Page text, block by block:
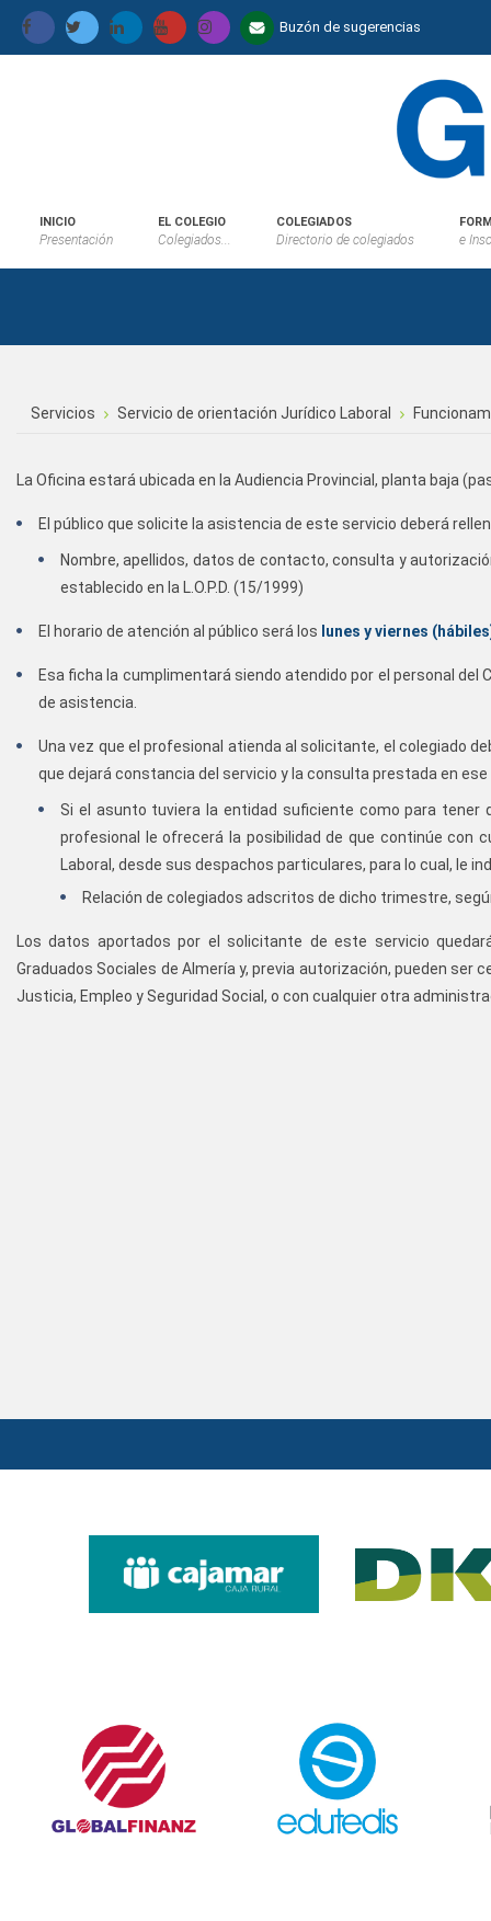
Buzón de sugerencias
INICIO
Presentación
EL COLEGIO
Colegiados...
COLEGIADOS
Directorio de colegiados e
Servicios Servicio de orientación Jurídico Laboral
La Oficina estará ubicada en la Audiencia Provincial, planta baja
El público que solicite la asistencia de este servicio deberá
Nombre, apellidos, datos de contacto, consulta y
establecido en la L.O.P.D. (15/1999)
El horario de atención al público será los lunes y viernes
Esa ficha la cumplimentará siendo atendido por el personal del
de asistencia.
Una vez que el profesional atienda al solicitante, el colegiado
que dejará constancia del servicio y la consulta prestada en
Si el asunto tuviera la entidad suficiente como para
profesional le ofrecerá la posibilidad de que continúe con
Laboral, desde sus despachos particulares, para lo cual, le
Relación de colegiados adscritos de dicho trimestre,
Los datos aportados por el solicitante de este servicio
Graduados Sociales de Almería y, previa autorización, pueden
Justicia, Empleo y Seguridad Social, o con cualquier otra